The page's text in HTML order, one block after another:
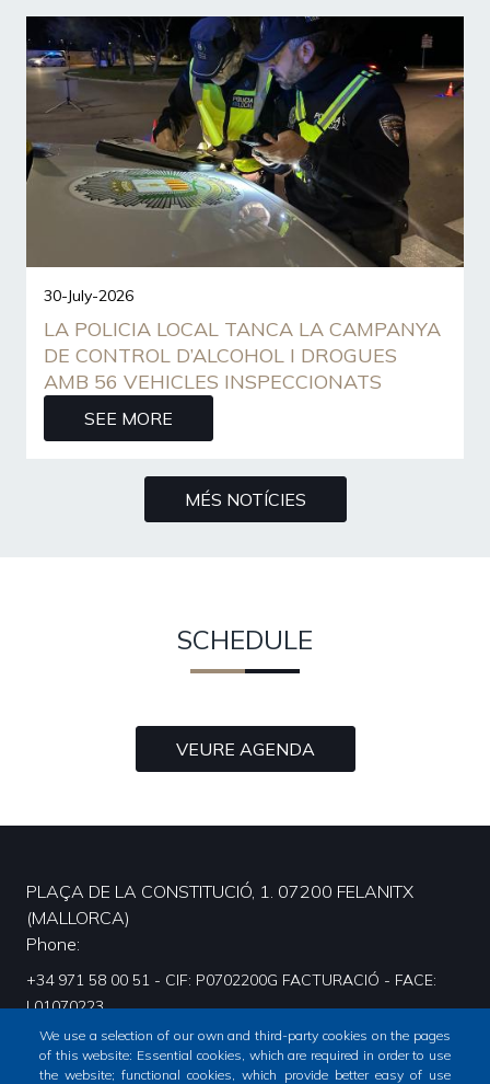
30-July-2026
LA POLICIA LOCAL TANCA LA CAMPANYA
DE CONTROL D’ALCOHOL I DROGUES
AMB 56 VEHICLES INSPECCIONATS
SEE MORE
MÉS NOTÍCIES
SCHEDULE
VEURE AGENDA
PLAÇA DE LA CONSTITUCIÓ, 1. 07200 FELANITX
(MALLORCA)
Phone
+34 971 58 00 51 - CIF: P0702200G FACTURACIÓ - FACE:
L01070223.
We use a selection of our own and third-party cookies on the pages
of this website: Essential cookies, which are required in order to use
the website; functional cookies, which provide better easy of use